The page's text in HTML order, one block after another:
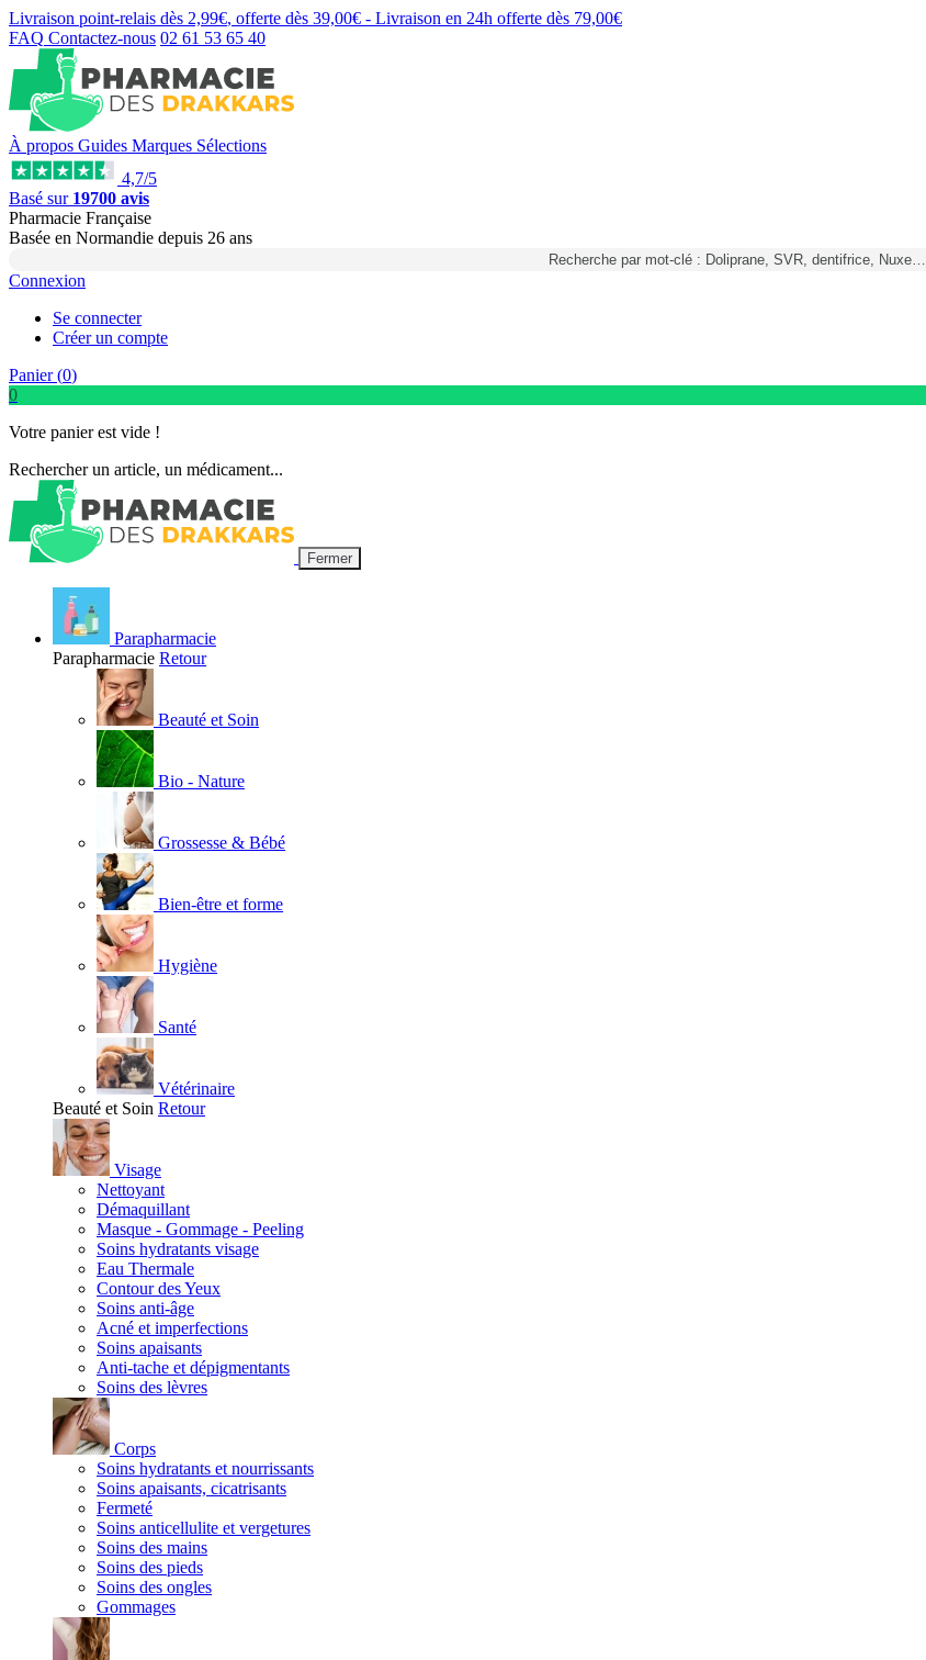
Livraison point-relais dès 2,99€, offerte dès 39,00€ - Livraison en 24h offerte dès 79,00€
FAQ Contactez-nous 02 61 53 65 40
À propos Guides Marques Sélections
4,7/5
Basé sur 19700 avis
Pharmacie Française
Basée en Normandie depuis 26 ans
Recherche par mot-clé : Doliprane, SVR, dentifrice, Nuxe…
Connexion
Se connecter
Créer un compte
Panier (0)
0
Votre panier est vide !
Rechercher un article, un médicament...
Fermer
Parapharmacie
Parapharmacie Retour
Beauté et Soin
Bio - Nature
Grossesse & Bébé
Bien-être et forme
Hygiène
Santé
Vétérinaire
Beauté et Soin Retour
Visage
Nettoyant
Démaquillant
Masque - Gommage - Peeling
Soins hydratants visage
Eau Thermale
Contour des Yeux
Soins anti-âge
Acné et imperfections
Soins apaisants
Anti-tache et dépigmentants
Soins des lèvres
Corps
Soins hydratants et nourrissants
Soins apaisants, cicatrisants
Fermeté
Soins anticellulite et vergetures
Soins des mains
Soins des pieds
Soins des ongles
Gommages